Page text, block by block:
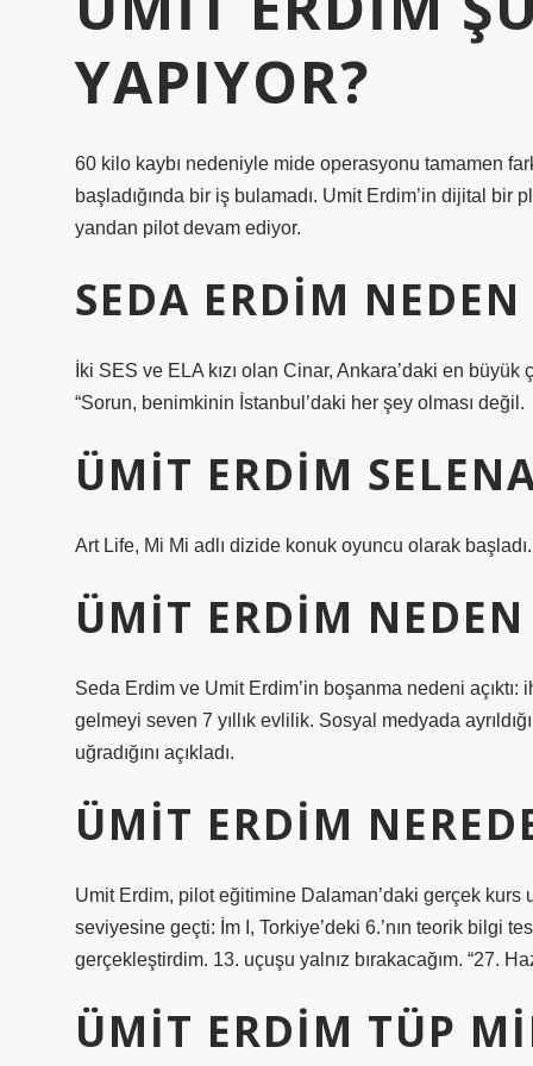
YAPIYOR?
60 kilo kaybı nedeniyle mide operasyonu tamamen
başladığında bir iş bulamadı. Umit Erdim’in dijital bir
yandan pilot devam ediyor.
SEDA ERDIM
İki SES ve ELA kızı olan Cinar, Ankara’daki en
“Sorun, benimkinin İstanbul’daki her şey olması değil.
ÜMIT ERDIM
Art Life, Mi Mi adlı dizide konuk oyuncu olarak başladı.
ÜMIT ERDIM
Seda Erdim ve Umit Erdim’in boşanma nedeni
gelmeyi seven 7 yıllık evlilik. Sosyal medyada
uğradığını açıkladı.
ÜMIT ERDIM
Umit Erdim, pilot eğitimine Dalaman’daki gerçek
seviyesine geçti: İm I, Torkiye’deki 6.’nın teorik bilgi
gerçekleştirdim. 13. uçuşu yalnız bırakacağım. “27.
ÜMIT ERDIM TÜP